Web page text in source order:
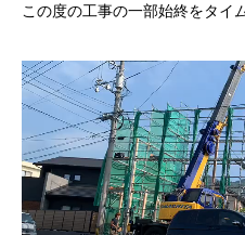
この度の工事の一部始終をタイ